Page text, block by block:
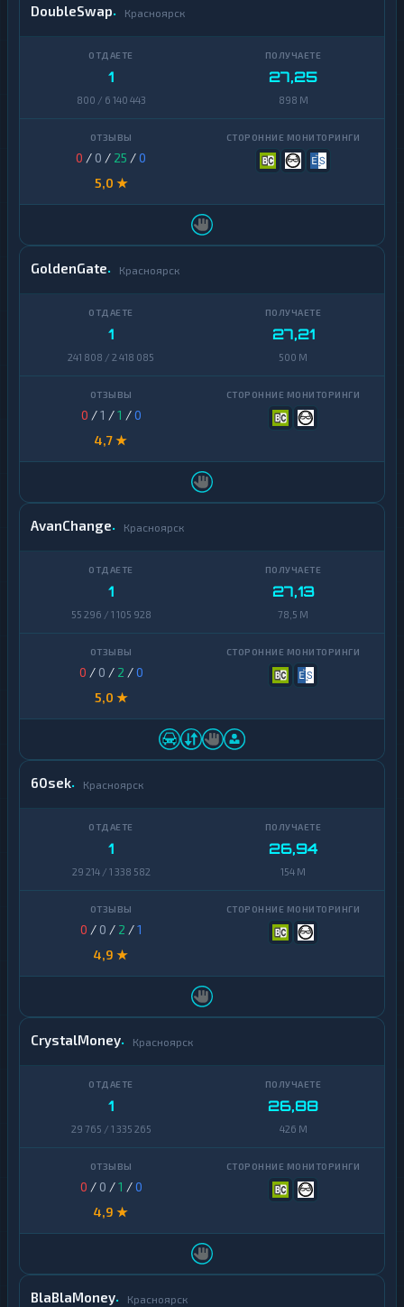
DoubleSwap Красноярск
1
800 / 6 140 443
27,25
898 M
0 / 0 / 25 /0
5,0 ★
GoldenGate Красноярск
1
241 808 / 2 418 085
27,21
500 M
0 /1 /1 /0
4,7 ★
AvanChange Красноярск
1
55 296 / 1 105 928
27,13
78,5 M
0 / 0 / 2 /0
5,0 ★
60sek Красноярск
1
29 214 / 1 338 582
26,94
154 M
0 / 0 / 2 /1
4,9 ★
CrystalMoney Красноярск
1
29 765 / 1 335 265
26,88
426 M
0 / 0 /1 /0
4,9 ★
BlaBlaMoney Красноярск